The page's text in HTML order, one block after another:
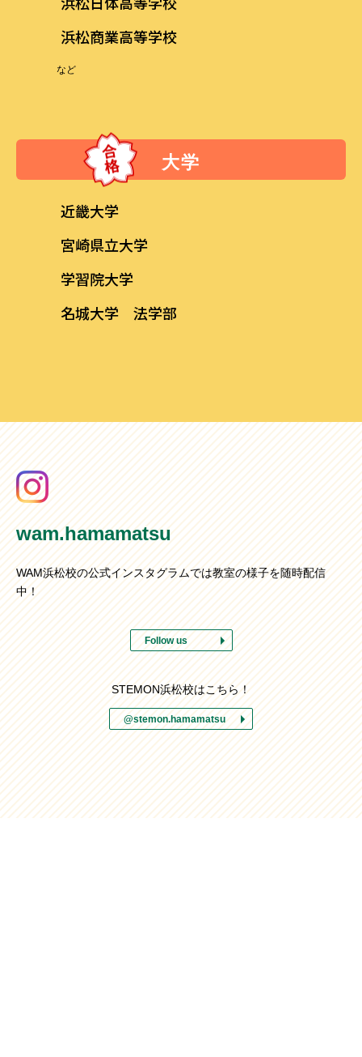
浜松商業高等学校
など
大学
近畿大学
宮崎県立大学
学習院大学
名城大学 法学部
wam.hamamatsu
WAM浜松校の公式インスタグラムでは教室の様子を随時配信
中！
Follow us
STEMON浜松校はこちら！
@stemon.hamamatsu